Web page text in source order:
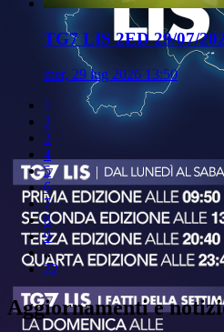
TG7 LIS 2ED 29/07/
mer, 29 lug 2026 13:50
1
2
3
4
5
6
7
8
9
..
22
Aggiornamenti e